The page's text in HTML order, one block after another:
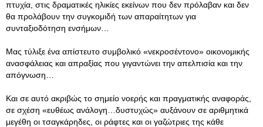
πτυχία, στις δραματικές ηλικίες εκείνων που δεν πρόλαβαν και δεν
θα προλάβουν την συγκομιδή των απαραίτητων για
συνταξιοδότηση ενσήμων…
Μας τύλιξε ένα απίστευτο συμβολικό «νεκροσέντονο» οικονομικής
ανασφάλειας και απραξίας που γιγαντώνει την απελπισία και την
απόγνωση…
Και σε αυτό ακριβώς το σημείο νοερής και πραγματικής αναφοράς,
σε σχέση «ευθέως ανάλογη…δυστυχώς» αυξάνουν σε αριθμητικά
μεγέθη οι τσαγκάρηδες, οι ράφτες και οι γαζώτριες της κάθε